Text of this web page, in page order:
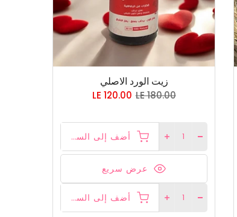
زيت الورد الاصلي
LE 180.00
LE 120.00
أضف إلى السلة
عرض سريع
أضف إلى السلة